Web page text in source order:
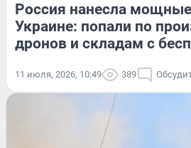
Россия нанесла
Украине: попали по
дронов и складам с
11 июля, 2026, 10:49 389